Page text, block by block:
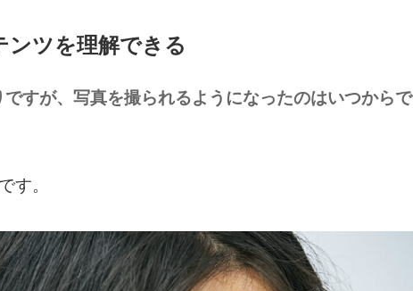
ツを理解できる
すが、写真を撮られるようになったのはいつからで
す。